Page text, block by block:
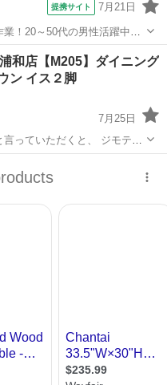
提携サイト 7月21日
！20～50代の男性活躍中★
年間休日130日★フォークリフ
利用可★《神奈川県相模原
他
和店【M205】ダイニング
セット2人用 ブラウン イス２脚
7月25日
っていただくと、 ジモティ
入が可能です。
ただい